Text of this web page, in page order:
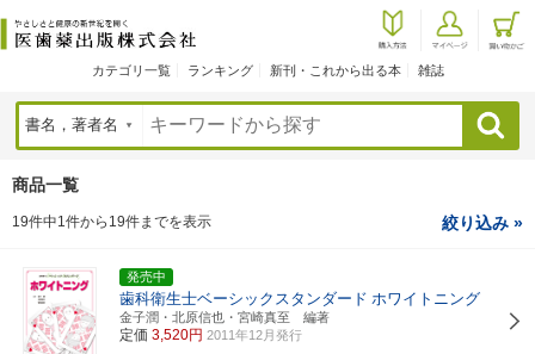
カテゴリ一覧 ランキング 新刊・これから出る本 雑誌
検索
商品一覧
19件中1件から19件までを表示 絞り込み »
発売中
歯科衛生士ベーシックスタンダード ホワイトニング
金子潤・北原信也・宮崎真至 編著
定価 3,520円 2011年12月発行